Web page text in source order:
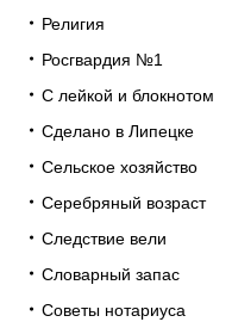
Религия
Росгвардия №1
С лейкой и блокнотом
Сделано в Липецке
Сельское хозяйство
Серебряный возраст
Следствие вели
Словарный запас
Советы нотариуса